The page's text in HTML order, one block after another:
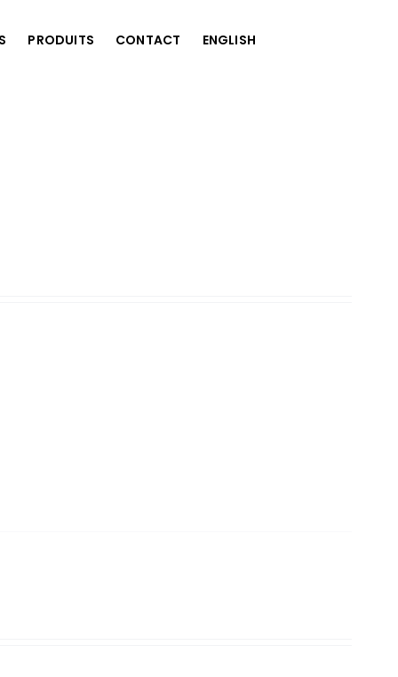
PRODUITS CONTACT ENGLISH